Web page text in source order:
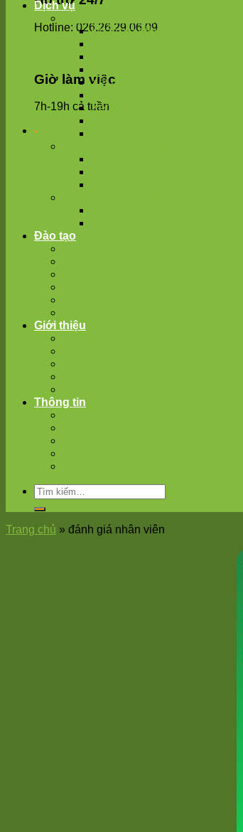
Hotline: 026.26.29.06.09
Giờ làm việc
7h-19h cả tuần
-
Dịch vụ
Khám và điều trị
Xét nghiệm máu sinh hóa
Xét nghiệm tinh trùng
Đào tạo
Giới thiệu
Thông tin
Trang chủ » đánh giá nhân viên